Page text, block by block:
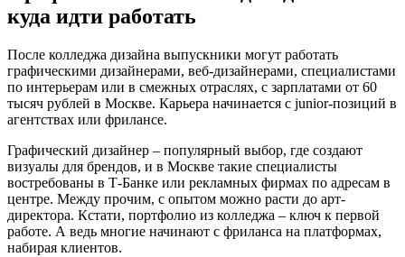
куда идти работать
После колледжа дизайна выпускники могут работать
графическими дизайнерами, веб-дизайнерами, специалистами
по интерьерам или в смежных отраслях, с зарплатами от 60
тысяч рублей в Москве. Карьера начинается с junior-позиций в
агентствах или фрилансе.
Графический дизайнер – популярный выбор, где создают
визуалы для брендов, и в Москве такие специалисты
востребованы в Т-Банке или рекламных фирмах по адресам в
центре. Между прочим, с опытом можно расти до арт-
директора. Кстати, портфолио из колледжа – ключ к первой
работе. А ведь многие начинают с фриланса на платформах,
набирая клиентов.